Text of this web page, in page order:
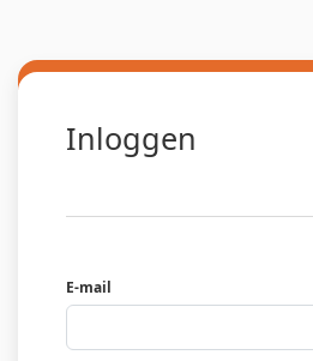
Inloggen
E-mail